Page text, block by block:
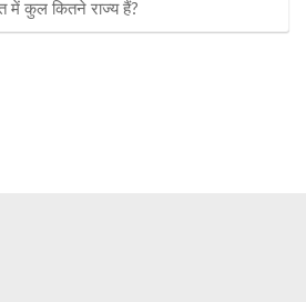
में कुल कितने राज्य हैं?